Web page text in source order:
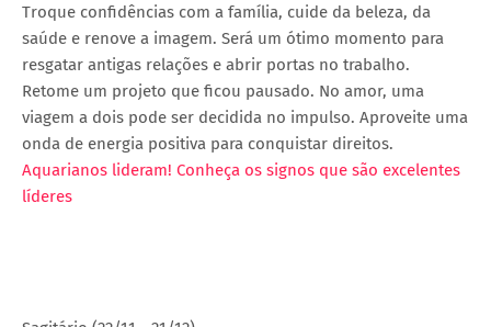
Troque confidências com a família, cuide da beleza, da
saúde e renove a imagem. Será um ótimo momento para
resgatar antigas relações e abrir portas no trabalho.
Retome um projeto que ficou pausado. No amor, uma
viagem a dois pode ser decidida no impulso. Aproveite uma
onda de energia positiva para conquistar direitos.
Aquarianos lideram! Conheça os signos que são excelentes
líderes